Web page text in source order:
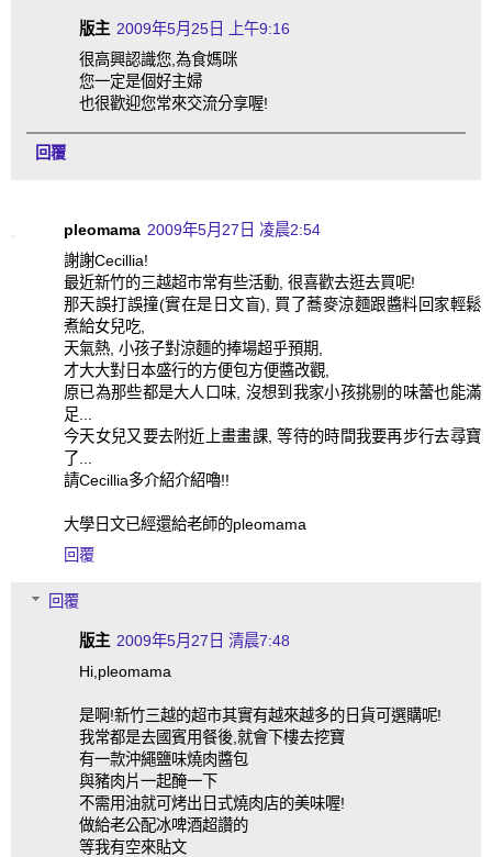
版主 2009年5月25日 上午9:16
很高興認識您,為食媽咪
您一定是個好主婦
也很歡迎您常來交流分享喔!
回覆
pleomama 2009年5月27日 凌晨2:54
謝謝Cecillia!
最近新竹的三越超市常有些活動, 很喜歡去逛去買呢!
那天誤打誤撞(實在是日文盲), 買了蕎麥涼麵跟醬料回家輕鬆
煮給女兒吃,
天氣熱, 小孩子對涼麵的捧場超乎預期,
才大大對日本盛行的方便包方便醬改觀,
原已為那些都是大人口味, 沒想到我家小孩挑剔的味蕾也能滿
足...
今天女兒又要去附近上畫畫課, 等待的時間我要再步行去尋寶
了...
請Cecillia多介紹介紹嚕!!
大學日文已經還給老師的pleomama
回覆
回覆
版主 2009年5月27日 清晨7:48
Hi,pleomama
是啊!新竹三越的超市其實有越來越多的日貨可選購呢!
我常都是去國賓用餐後,就會下樓去挖寶
有一款沖繩鹽味燒肉醬包
與豬肉片一起醃一下
不需用油就可烤出日式燒肉店的美味喔!
做給老公配冰啤酒超讚的
等我有空來貼文